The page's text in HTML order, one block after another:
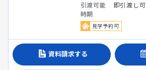
引渡可能
時期
即引渡し可
見学予約可
資料請求する